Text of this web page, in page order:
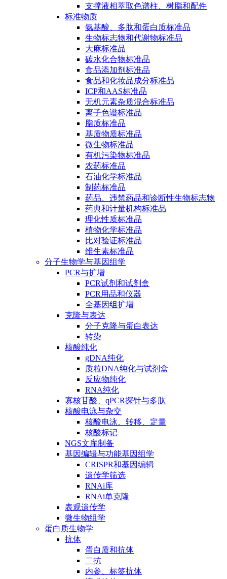
支撑液相萃取色谱柱、树脂和配件
标准物质
氨基酸、多肽和蛋白质标准品
生物标志物和代谢物标准品
大麻标准品
碳水化合物标准品
食品添加剂标准品
食品和化妆品成分标准品
ICP和AAS标准品
无机元素杂质混合标准品
离子色谱标准品
脂质标准品
基质物质标准品
微生物标准品
有机污染物标准品
农药标准品
石油化学标准品
制药标准品
药品、违禁药品和诊断性生物标志物
药典和计量机构标准品
理化性质标准品
植物化学标准品
比对验证标准品
维生素标准品
分子生物学与基因组学
PCR与扩增
PCR试剂和试剂盒
PCR用品和仪器
全基因组扩增
克隆与表达
分子克隆与蛋白表达
转染
核酸纯化
gDNA纯化
质粒DNA纯化与试剂盒
反应物纯化
RNA纯化
寡核苷酸、qPCR探针与多肽
核酸电泳与杂交
核酸电泳、转移、定量
核酸标记
NGS文库制备
基因编辑与功能基因组学
CRISPR和基因编辑
遗传学筛选
RNAi库
RNAi单克隆
表观遗传学
微生物组学
蛋白质生物学
抗体
蛋白质和抗体
二抗
内参、标签抗体